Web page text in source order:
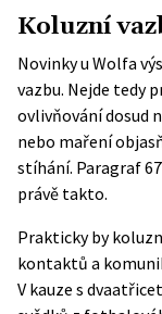
Koluzní
Novinkyu Wolfa
vazbu. Nejde tedy
ovlivňování dosud
nebo maření
stíhání. Paragraf
právě takto.
Prakticky by
kontaktů a
V kauze s